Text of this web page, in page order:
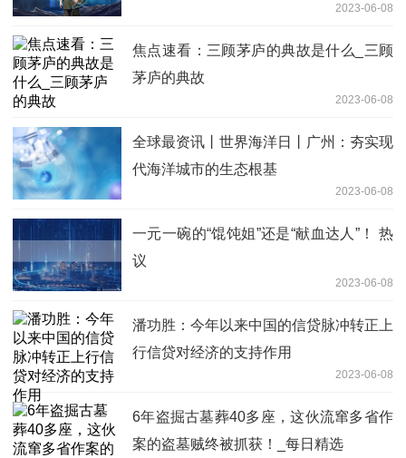
2023-06-08
焦点速看：三顾茅庐的典故是什么_三顾
茅庐的典故
2023-06-08
全球最资讯丨世界海洋日丨广州：夯实现
代海洋城市的生态根基
2023-06-08
一元一碗的“馄饨姐”还是“献血达人”！ 热
议
2023-06-08
潘功胜：今年以来中国的信贷脉冲转正上
行信贷对经济的支持作用
2023-06-08
6年盗掘古墓葬40多座，这伙流窜多省作
案的盗墓贼终被抓获！_每日精选